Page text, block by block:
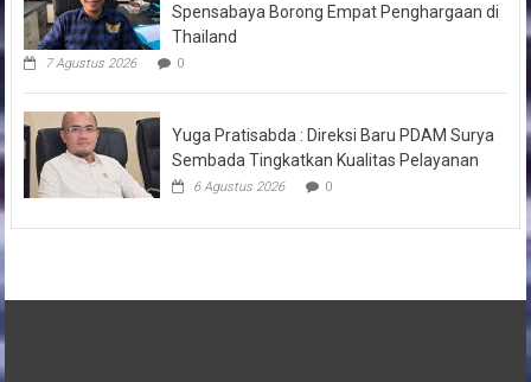
Spensabaya Borong Empat Penghargaan di
Thailand
7 Agustus 2026 0
Yuga Pratisabda : Direksi Baru PDAM Surya
Sembada Tingkatkan Kualitas Pelayanan
6 Agustus 2026 0